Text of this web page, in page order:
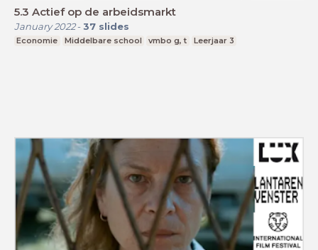
5.3 Actief op de arbeidsmarkt
January 2022- 37 slides
Economie Middelbare school vmbo g, t Leerjaar 3